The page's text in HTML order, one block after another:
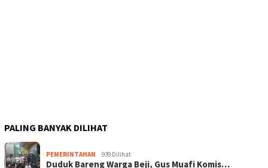
PALING BANYAK DILIHAT
PEMERINTAHAN 939 Dilihat
Duduk Bareng Warga Beji, Gus Muafi Komis…